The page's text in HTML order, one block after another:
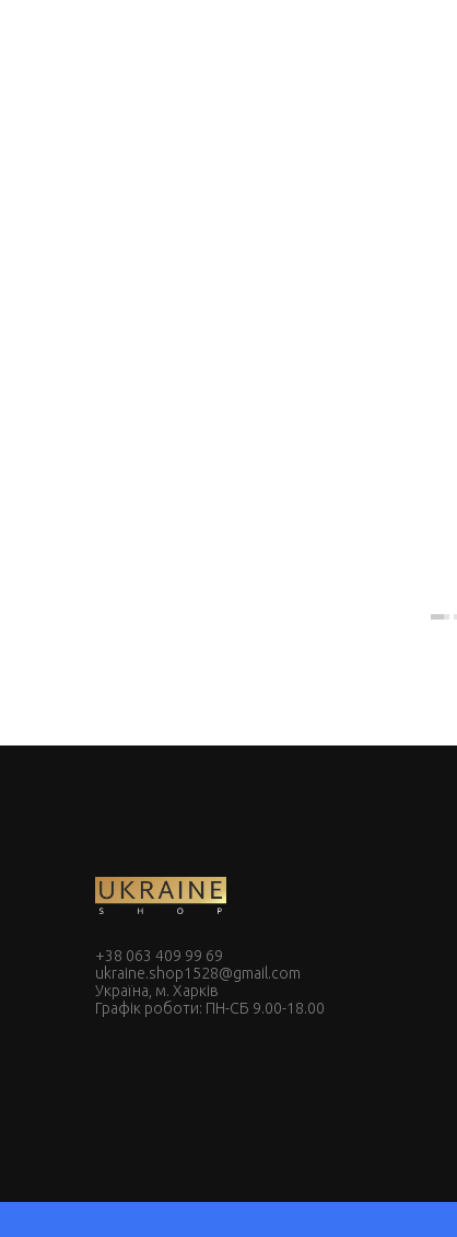
+38 063 409 99 69
ukraine.shop1528@gmail.com
Україна, м. Харків
Графік роботи: ПН-СБ 9.00-18.00